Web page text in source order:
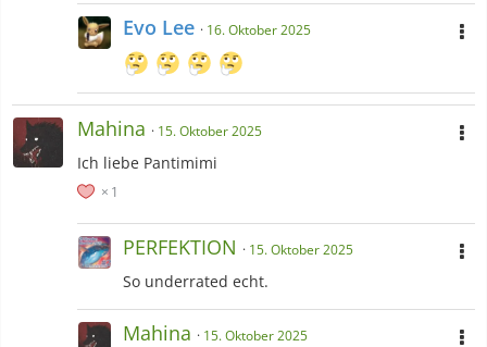
Evo Lee 16. Oktober 2025
Mahina 15. Oktober 2025
Ich liebe Pantimimi
1
PERFEKTION 15. Oktober 2025
So underrated echt.
Mahina 15. Oktober 2025